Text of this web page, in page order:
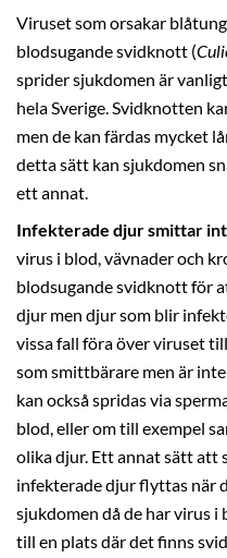
Viruset som orsakar
blodsugande svidknott (
sprider sjukdomen är
hela Sverige. Svidknotten
men de kan färdas mycket
detta sätt kan sjukdomen
ett annat.
Infekterade djur smittar
virus i blod, vävnader och
blodsugande svidknott för
djur men djur som blir
vissa fall föra över viruset
som smittbärare men är
kan också spridas via
blod, eller om till exempel
olika djur. Ett annat sätt att
infekterade djur flyttas när
sjukdomen då de har virus
till en plats där det finns